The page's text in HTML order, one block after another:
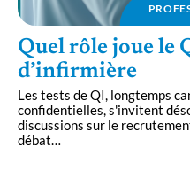
Quel rôle joue le
d’infirmière
Les tests de QI, longtemps
confidentielles, s'invitent
discussions sur le
débat